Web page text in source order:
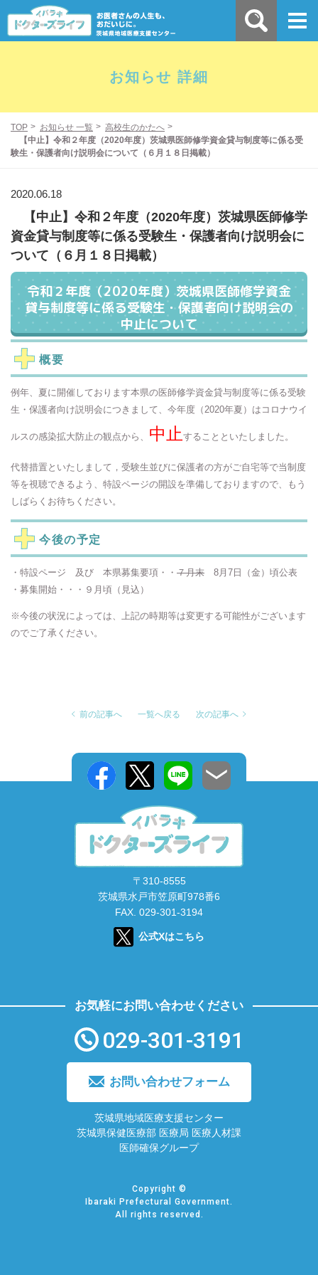
お知らせ 詳細
TOP お知らせ 一覧
高校生のかたへ
【中止】令和２年度（2020年度）茨城県医師修学資金貸与制度等に係る受
験生・保護者向け説明会について（６月１８日掲載）
2020.06.18
【中止】令和２年度（2020年度）茨城県医師修学
資金貸与制度等に係る受験生・保護者向け説明会に
ついて（６月１８日掲載）
令和２年度（2020年度）茨城県医師修学資金
貸与制度等に係る受験生・保護者向け説明会の
中止について
概要
例年、夏に開催しております本県の医師修学資金貸与制度等に係る受験
生・保護者向け説明会につきまして、今年度（2020年夏）はコロナウイ
ルスの感染拡大防止の観点から、 中止 することといたしました。
代替措置といたしまして，受験生並びに保護者の方がご自宅等で当制度
等を視聴できるよう、特設ページの開設を準備しておりますので、もう
しばらくお待ちください。
今後の予定
・特設ページ 及び 本県募集要項・・ ７月末 8月7日（金）頃公表
・募集開始・・・９月頃（見込）
※今後の状況によっては、上記の時期等は変更する可能性がございます
のでご了承ください。
前の記事へ 一覧へ戻る 次の記事へ
〒310-8555
茨城県水戸市笠原町978番6
FAX. 029-301-3194
公式Xはこちら
お気軽にお問い合わせください
029-301-3191
お問い合わせフォーム
茨城県地域医療支援センター
茨城県保健医療部 医療局 医療人材課
医師確保グループ
Copyright ©
Ibaraki Prefectural Government.
All rights reserved.